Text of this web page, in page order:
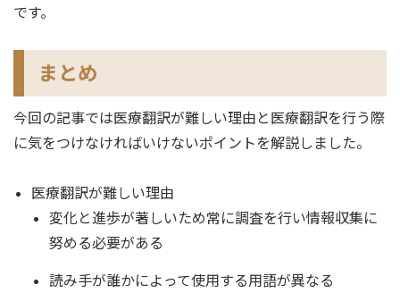
です。
まとめ
今回の記事では医療翻訳が難しい理由と医療翻訳を行う際
に気をつけなければいけないポイントを解説しました。
医療翻訳が難しい理由
変化と進歩が著しいため常に調査を行い情報収集に
努める必要がある
読み手が誰かによって使用する用語が異なる